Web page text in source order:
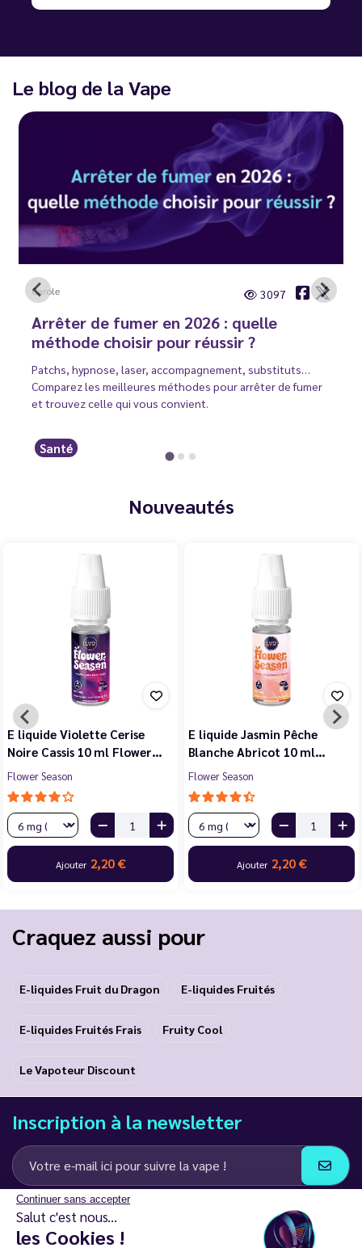
Continuer sans accepter
Salut c'est nous...
les Cookies !
Le blog de la Vape
Carole 3097
Arrêter de fumer en 2026 : quelle
méthode choisir pour réussir ?
Patchs, hypnose, laser, accompagnement, substituts…
Comparez les meilleures méthodes pour arrêter de fumer
et trouvez celle qui vous convient.
Santé
Nouveautés
E liquide Violette Cerise
Noire Cassis 10 ml Flower…
Flower Season
Ajouter 2,20 €
E liquide Jasmin Pêche
Blanche Abricot 10 ml…
Flower Season
Ajouter 2,20 €
Craquez aussi pour
E-liquides Fruit du Dragon E-liquides Fruités
E-liquides Fruités Frais Fruity Cool
Le Vapoteur Discount
Inscription à la newsletter
J’accepte de recevoir des communications e-mail et SMS de la part de
LD Groupe